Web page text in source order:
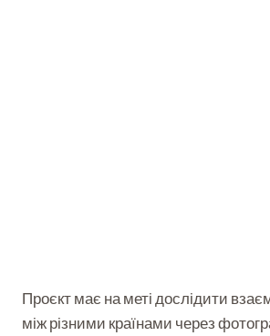
Проєкт має на меті дослідити
між різними країнами через